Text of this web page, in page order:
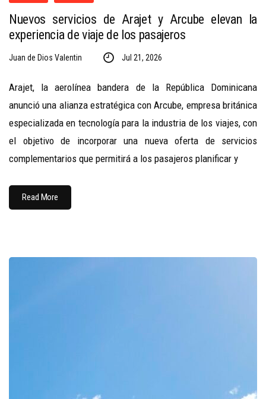
Nuevos servicios de Arajet y Arcube elevan la
experiencia de viaje de los pasajeros
Juan de Dios Valentin Jul 21, 2026
Arajet, la aerolínea bandera de la República Dominicana
anunció una alianza estratégica con Arcube, empresa británica
especializada en tecnología para la industria de los viajes, con
el objetivo de incorporar una nueva oferta de servicios
complementarios que permitirá a los pasajeros planificar y
Read More